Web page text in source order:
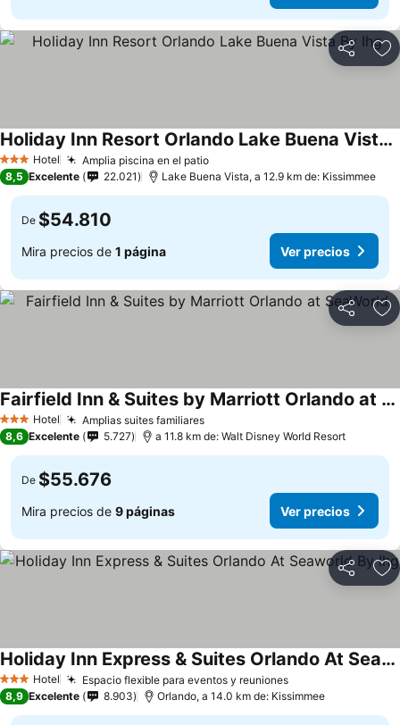
Compartir
3 Estrellas
Hotel Amplia piscina en el patioVer precios
Holiday Inn Resort Orlando Lake Buena Vista By Ihg
Ver precios
8,5 Excelente 22.021 Lake Buena Vista, a 12.9 km de: Kissimmee
De $54.810
Mira precios de 1 página Ver precios
Compartir
3 Estrellas
Hotel Amplias suites familiaresVer precios
Fairfield Inn & Suites by Marriott Orlando at SeaWorld
Ver precios
8,6 Excelente 5.727 a 11.8 km de: Walt Disney World Resort
De $55.676
Mira precios de 9 páginas Ver precios
Compartir
3 Estrellas
Hotel Espacio flexible para eventos y reunionesVer precios
Holiday Inn Express & Suites Orlando At Seaworld By Ihg
Ver precios
8,9 Excelente 8.903 Orlando, a 14.0 km de: Kissimmee